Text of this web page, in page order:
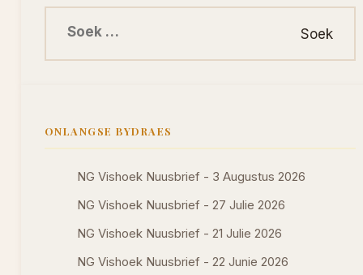
ONLANGSE BYDRAES
NG Vishoek Nuusbrief - 3 Augustus 2026
NG Vishoek Nuusbrief - 27 Julie 2026
NG Vishoek Nuusbrief - 21 Julie 2026
NG Vishoek Nuusbrief - 22 Junie 2026